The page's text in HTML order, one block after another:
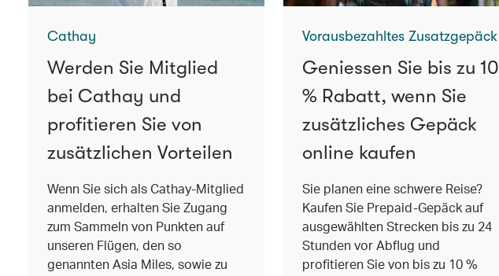
Cathay
Werden Sie Mitglied
bei Cathay und
profitieren Sie von
zusätzlichen Vorteilen
Wenn Sie sich als Cathay-Mitglied
anmelden, erhalten Sie Zugang
zum Sammeln von Punkten auf
unseren Flügen, den so
genannten Asia Miles, sowie zu
Vorausbezahltes Zusatzgepäck
Geniessen Sie bis zu 10
% Rabatt, wenn Sie
zusätzliches Gepäck
online kaufen
Sie planen eine schwere Reise?
Kaufen Sie Prepaid-Gepäck auf
ausgewählten Strecken bis zu 24
Stunden vor Abflug und
profitieren Sie von bis zu 10 %